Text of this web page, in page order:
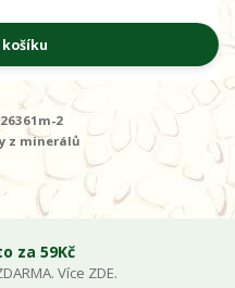
2
z minerálů
za 59Kč
Více ZDE.